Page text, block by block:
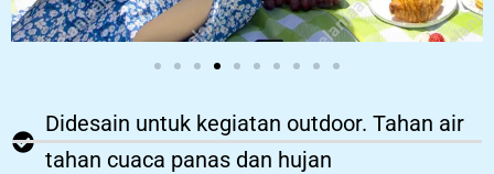
Didesain untuk kegiatan outdoor. Tahan air
tahan cuaca panas dan hujan